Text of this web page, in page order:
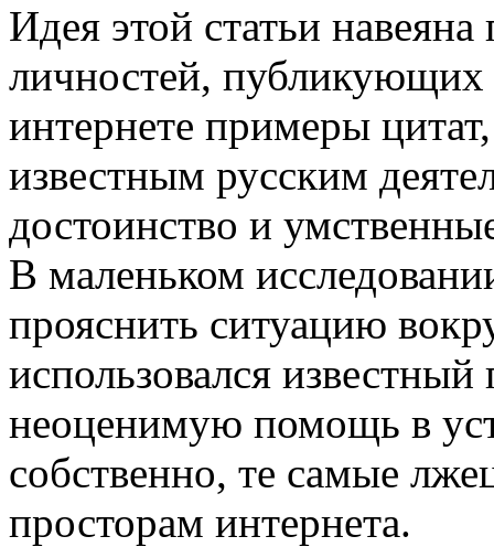
Идея этой статьи
личностей, публикующих
интернете примеры
известным русским
достоинство и
В маленьком
прояснить ситуацию
использовался
неоценимую помощь в
собственно, те самые
просторам интернета.